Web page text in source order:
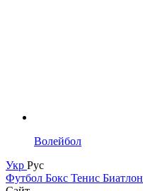
Волейбол
Укр Рус
Футбол Бокс Тенис Биатлон